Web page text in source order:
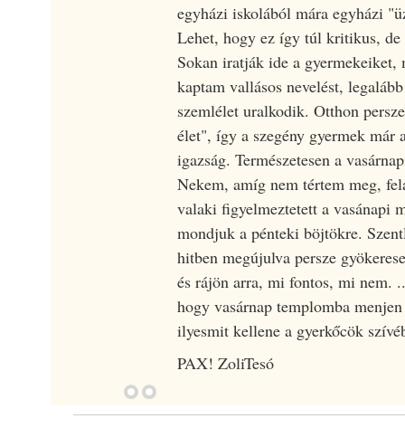
egyházi iskolából mára egyházi
Lehet, hogy ez így túl kritikus, de
Sokan iratják ide a gyermekeiket,
kaptam vallásos nevelést,
szemlélet uralkodik. Otthon
élet", így a szegény gyermek már
igazság. Természetesen a
Nekem, amíg nem tértem meg,
valaki figyelmeztetett a vasánapi
mondjuk a pénteki böjtökre.
hitben megújulva persze
és rájön arra, mi fontos, mi nem.
hogy vasárnap templomba
ilyesmit kellene a gyerkőcök
PAX! ZoliTesó